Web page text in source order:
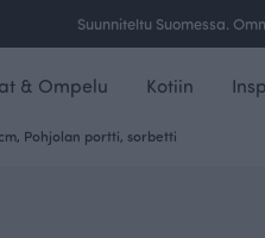
Ilmainen toimitus yli 100 €
& Ompelu Kotiin
Pohjolan portti, sorbetti